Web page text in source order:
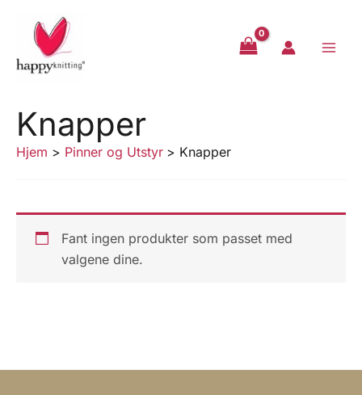
innholdet
Knapper
Hjem Pinner og Utstyr Knapper
Fant ingen produkter som passet med
valgene dine.